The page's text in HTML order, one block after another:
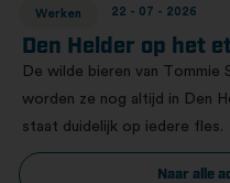
Werken 22 - 07 - 2026
Den Helder op het
De wilde bieren van
worden ze nog altijd in Den
staat duidelijk op iedere fles.
Naar alle